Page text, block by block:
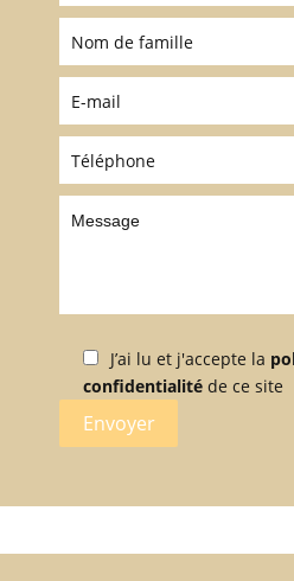
J’ai lu et j'accepte la
confidentialité de ce site
Envoyer